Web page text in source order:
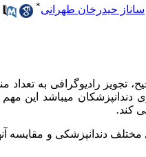
ساناز حیدرخان طهرانی*
رادیوگرافی به
می­باشد این
کند.
مختلف دندانپزشکی و مقایسه